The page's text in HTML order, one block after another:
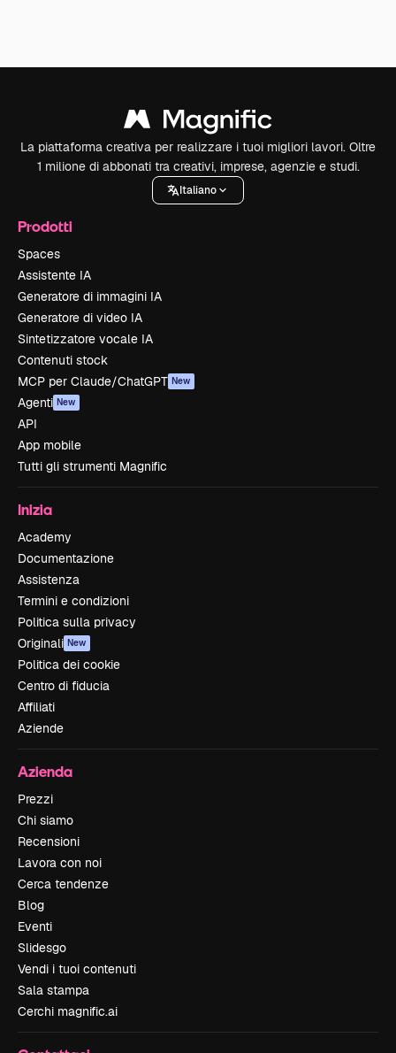
La piattaforma creativa per realizzare i tuoi migliori lavori. Oltre
1 milione di abbonati tra creativi, imprese, agenzie e studi.
Italiano
Prodotti
Spaces
Assistente IA
Generatore di immagini IA
Generatore di video IA
Sintetizzatore vocale IA
Contenuti stock
MCP per Claude/ChatGPT New
Agenti New
API
App mobile
Tutti gli strumenti Magnific
Inizia
Academy
Documentazione
Assistenza
Termini e condizioni
Politica sulla privacy
Originali New
Politica dei cookie
Centro di fiducia
Affiliati
Aziende
Azienda
Prezzi
Chi siamo
Recensioni
Lavora con noi
Cerca tendenze
Blog
Eventi
Slidesgo
Vendi i tuoi contenuti
Sala stampa
Cerchi magnific.ai